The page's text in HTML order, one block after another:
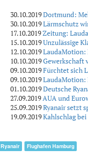
30.10.2019Dortmund:
30.10.2019Lärmschutz
17.10.2019Zeitung:
15.10.2019Unzulässige
12.10.2019LaudaMotion:
10.10.2019Gewerkschaft
09.10.2019Fürchtet sich
09.10.2019LaudaMotion:
01.10.2019Deutsche
27.09.2019AUA und
25.09.2019Ryanair setzt
19.09.2019Kahlschlag bei
Ryanair Flughafen Hamburg